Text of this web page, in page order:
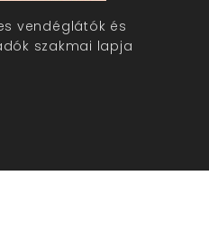
vendéglátók és
szakmai lapja